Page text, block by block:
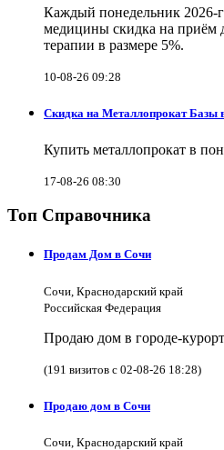
Каждый понедельник 2026-
медицины скидка на приём
терапии в размере 5%.
10-08-26 09:28
Скидка на Металлопрокат Базы
Купить металлопрокат в
17-08-26 08:30
Топ Справочника
Продам Дом в Сочи
Сочи, Краснодарский край
Российская Федерация
Продаю дом в городе-
(191 визитов с 02-08-26 18:28)
Продаю дом в Сочи
Сочи, Краснодарский край